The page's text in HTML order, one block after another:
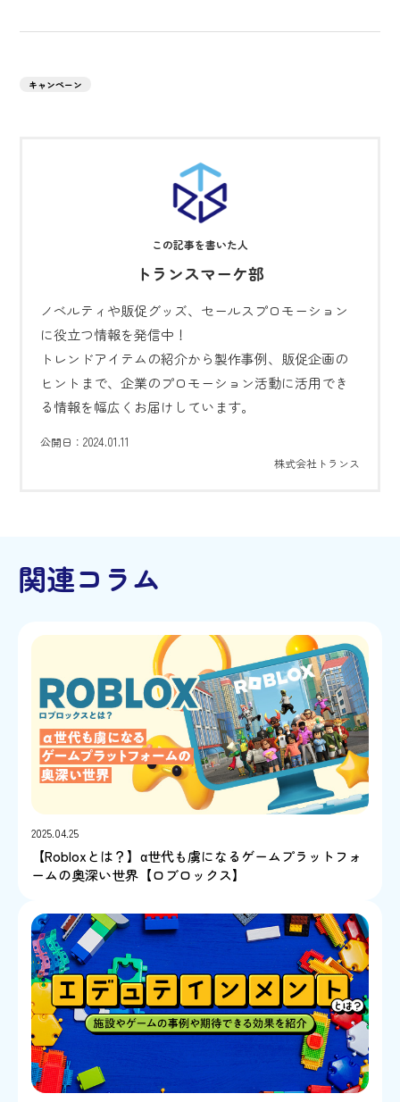
キャンペーン
トランスマーケ部
ノベルティや販促グッズ、セールスプロモーション
に役立つ情報を発信中！
トレンドアイテムの紹介から製作事例、販促企画の
ヒントまで、企業のプロモーション活動に活用でき
る情報を幅広くお届けしています。
公開日：2024.01.11
株式会社トランス
関連コラム
2025.04.25
【Robloxとは？】α世代も虜になるゲームプラットフォ
ームの奥深い世界【ロブロックス】